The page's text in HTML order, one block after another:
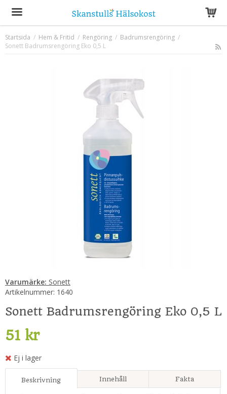
Produkten har blivit tillagd i varukorgen
Startsida / Hem & Fritid / Rengöring / Badrumsrengöring /
Sonett Badrumsrengöring Eko 0,5 L
Varumärke: Sonett
Artikelnummer: 1640
Sonett Badrumsrengöring Eko 0,5 L
51 kr
Ej i lager
Beskrivning Innehåll Fakta